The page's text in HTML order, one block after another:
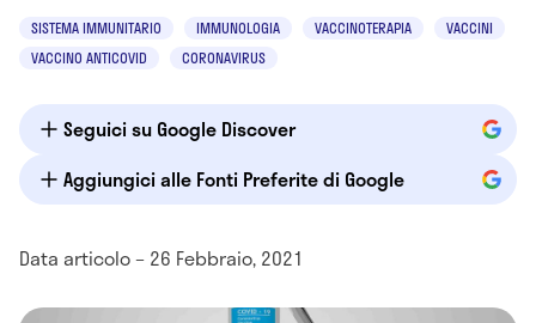
SISTEMA IMMUNITARIO IMMUNOLOGIA VACCINOTERAPIA
VACCINI
VACCINO ANTICOVID
CORONAVIRUS
Seguici su Google Discover
Aggiungici alle Fonti Preferite di Google
Data articolo – 26 Febbraio, 2021